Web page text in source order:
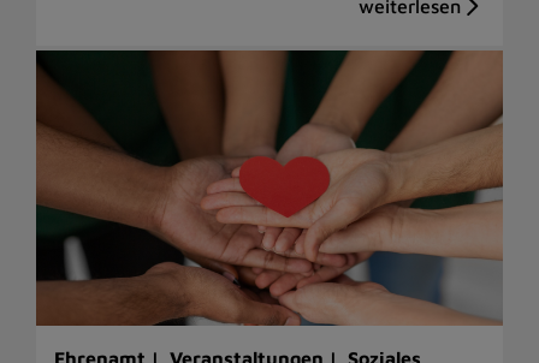
Ehrenamt | Veranstaltungen | Soziales